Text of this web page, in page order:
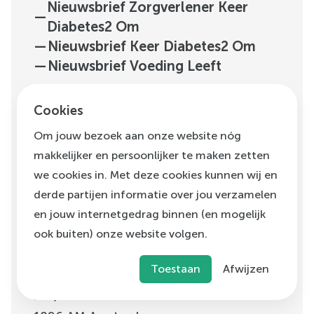
—
Nieuwsbrief Zorgverlener Keer
Diabetes2 Om
— Nieuwsbrief Keer Diabetes2 Om
— Nieuwsbrief Voeding Leeft
—Programma's
—Over Ons
—Uitgelicht
—Vacatures
H.J.E. Wenckebachweg
123, unit D1.01
Cookies
Om jouw bezoek aan onze website nóg
makkelijker en persoonlijker te maken zetten
we cookies in. Met deze cookies kunnen wij en
derde partijen informatie over jou verzamelen
en jouw internetgedrag binnen (en mogelijk
ook buiten) onze website volgen.
Toestaan Afwijzen